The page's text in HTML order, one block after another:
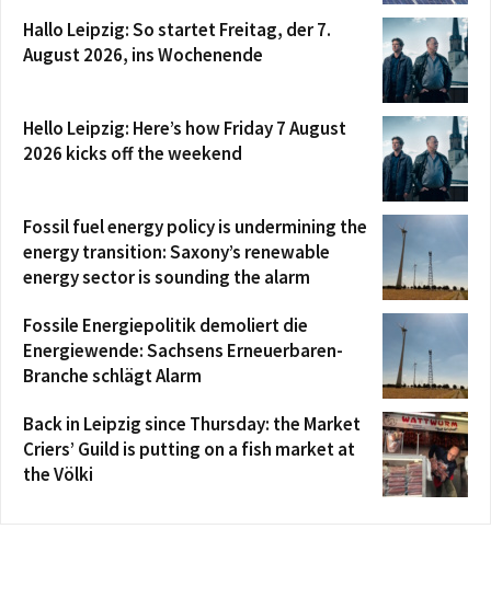
Hallo Leipzig: So startet Freitag, der 7.
August 2026, ins Wochenende
Hello Leipzig: Here’s how Friday 7 August
2026 kicks off the weekend
Fossil fuel energy policy is undermining the
energy transition: Saxony’s renewable
energy sector is sounding the alarm
Fossile Energiepolitik demoliert die
Energiewende: Sachsens Erneuerbaren-
Branche schlägt Alarm
Back in Leipzig since Thursday: the Market
Criers’ Guild is putting on a fish market at
the Völki